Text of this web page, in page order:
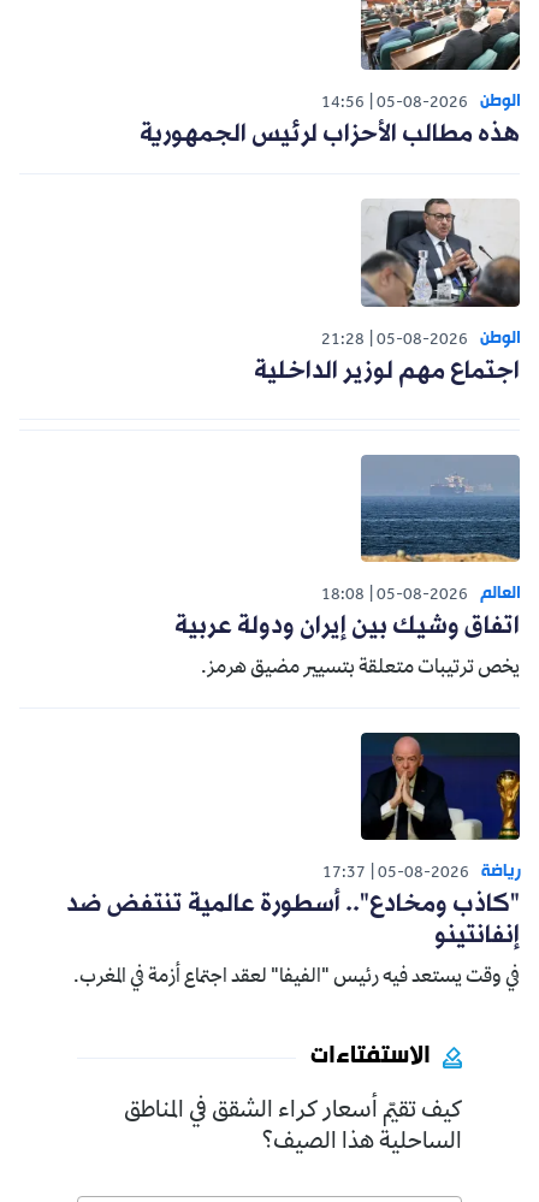
الوطن 05-08-2026
14:56
هذه مطالب الأحزاب لرئيس الجمهورية
الوطن 05-08-2026
21:28
اجتماع مهم لوزير الداخلية
العالم 05-08-2026
18:08
اتفاق وشيك بين إيران ودولة عربية
يخص ترتيبات متعلقة بتسيير مضيق هرمز.
رياضة 05-08-2026
17:37
"كاذب ومخادع".. أسطورة عالمية تنتفض ضد
إنفانتينو
في وقت يستعد فيه رئيس "الفيفا" لعقد اجتماع أزمة في المغرب.
الاستفتاءات
كيف تقيّم أسعار كراء الشقق في المناطق
الساحلية هذا الصيف؟